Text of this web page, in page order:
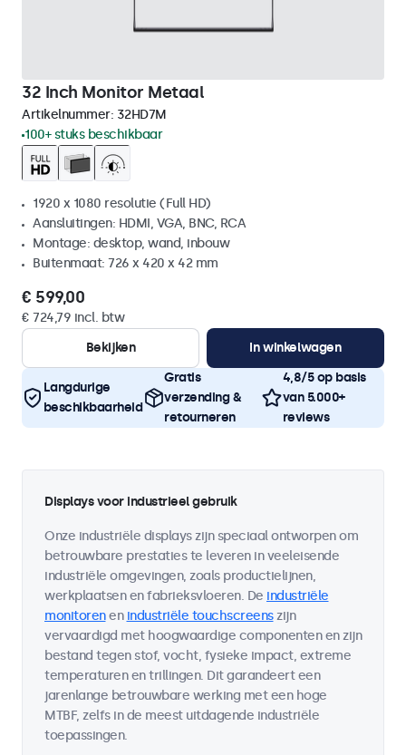
32 Inch Monitor Metaal
Artikelnummer: 32HD7M
100+ stuks beschikbaar
1920 x 1080 resolutie (Full HD)
Aansluitingen: HDMI, VGA, BNC, RCA
Montage: desktop, wand, inbouw
Buitenmaat: 726 x 420 x 42 mm
€ 599,00
€ 724,79 incl. btw
Bekijken
In winkelwagen
Langdurige
beschikbaarheid
Gratis
verzending &
retourneren
4,8/5 op basis
van 5.000+
reviews
Displays voor industrieel gebruik
Onze industriële displays zijn speciaal ontworpen om
betrouwbare prestaties te leveren in veeleisende
industriële omgevingen, zoals productielijnen,
werkplaatsen en fabrieksvloeren. De industriële
monitorenen industriële touchscreenszijn
vervaardigd met hoogwaardige componenten en zijn
bestand tegen stof, vocht, fysieke impact, extreme
temperaturen en trillingen. Dit garandeert een
jarenlange betrouwbare werking met een hoge
MTBF, zelfs in de meest uitdagende industriële
toepassingen.